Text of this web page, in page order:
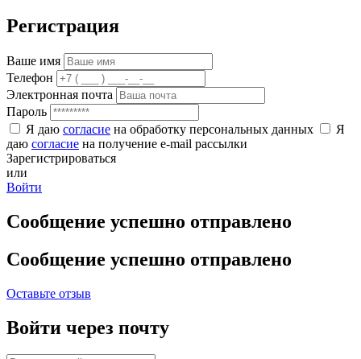
Регистрация
Ваше имя
Телефон
Электронная почта
Пароль
Я даю согласие на обработку персональных данных
Я
даю согласие на получение e-mail рассылки
Зарегистрироваться
или
Войти
Сообщение успешно отправлено
Сообщение успешно отправлено
Оставьте отзыв
Войти через почту